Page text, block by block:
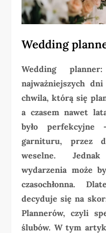
Wedding
Wedding
najważniejszych
chwila, którą się
a czasem nawet
było
garnituru, przez
weselne.
wydarzenia może
czasochłonna.
decyduje się na
Plannerów, czyli
ślubów. W tym